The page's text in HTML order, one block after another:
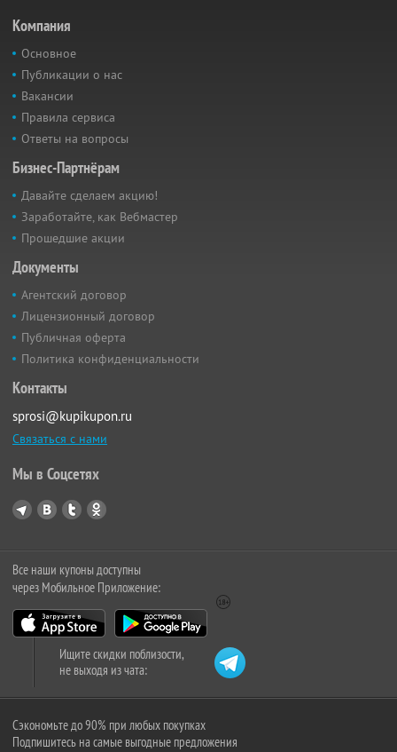
Компания
Основное
Публикации о нас
Вакансии
Правила сервиса
Ответы на вопросы
Бизнес-Партнёрам
Давайте сделаем акцию!
Заработайте, как Вебмастер
Прошедшие акции
Документы
Агентский договор
Лицензионный договор
Публичная оферта
Политика конфиденциальности
Контакты
sprosi@kupikupon.ru
Связаться с нами
Мы в Соцсетях
Все наши купоны доступны
через Мобильное Приложение:
Ищите скидки поблизости,
не выходя из чата:
Сэкономьте до 90% при любых покупках
Подпишитесь на самые выгодные предложения